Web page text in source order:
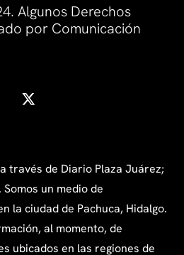
Algunos Derechos
por Comunicación
través de Diario Plaza Juárez;
un medio de
la ciudad de Pachuca, Hidalgo.
al momento, de
ubicados en las regiones de